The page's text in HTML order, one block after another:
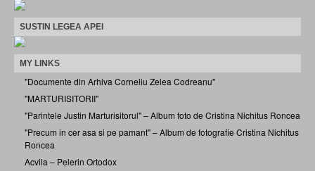
SUSTIN LEGEA APEI
MY LINKS
"Documente din Arhiva Corneliu Zelea Codreanu"
"MARTURISITORII"
"Parintele Justin Marturisitorul" – Album foto de Cristina Nichitus Roncea
"Precum in cer asa si pe pamant" – Album de fotografie Cristina Nichitus
Roncea
Acvila – Pelerin Ortodox